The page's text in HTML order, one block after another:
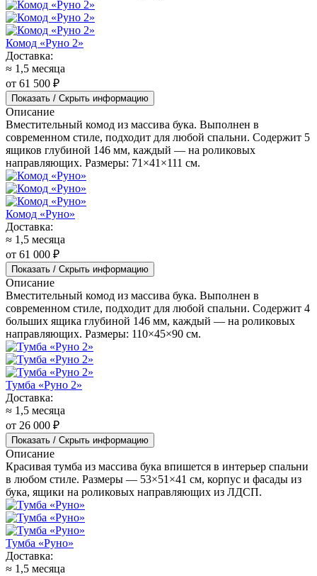
Комод «Руно 2»
Доставка:
≈ 1,5 месяца
от 61 500 ₽
Показать / Скрыть информацию
Описание
Вместительный комод из массива бука. Выполнен в
современном стиле, подходит для любой спальни. Содержит 5
ящиков глубиной 146 мм, каждый — на роликовых
направляющих. Размеры: 71×41×111 см.
Комод «Руно»
Доставка:
≈ 1,5 месяца
от 61 000 ₽
Показать / Скрыть информацию
Описание
Вместительный комод из массива бука. Выполнен в
современном стиле, подходит для любой спальни. Содержит 4
больших ящика глубиной 146 мм, каждый — на роликовых
направляющих. Размеры: 110×45×90 см.
Тумба «Руно 2»
Доставка:
≈ 1,5 месяца
от 26 000 ₽
Показать / Скрыть информацию
Описание
Красивая тумба из массива бука впишется в интерьер спальни
в любом стиле. Размеры — 53×51×41 см, корпус и фасады из
бука, ящики на роликовых направляющих из ЛДСП.
Тумба «Руно»
Доставка:
≈ 1,5 месяца